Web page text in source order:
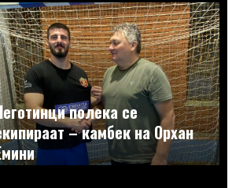
полека се
– камбек на Орхан